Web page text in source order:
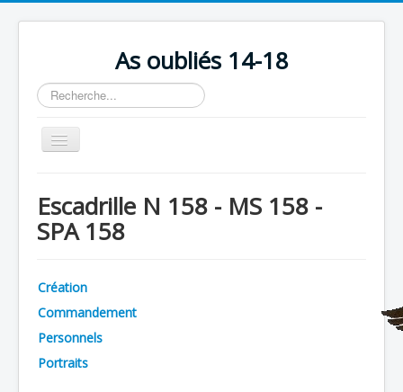
As oubliés 14-18
Rechercher
Basculer
la
Chronologie
Escadrilles
Avions
Personnels
Formation
Escadrille N 158 - MS 158 -
SPA 158
Création
Commandement
Personnels
Portraits